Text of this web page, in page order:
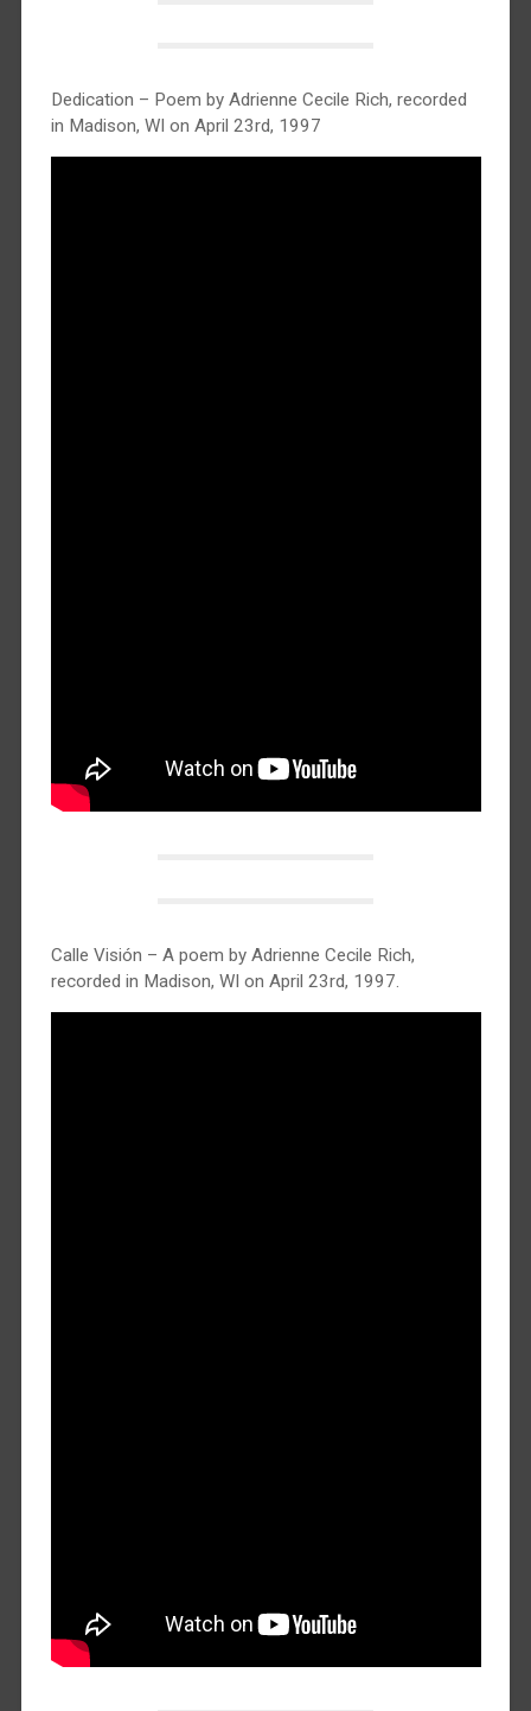
Dedication – Poem by Adrienne Cecile Rich, recorded
in Madison, WI on April 23rd, 1997
Calle Visión – A poem by Adrienne Cecile Rich,
recorded in Madison, WI on April 23rd, 1997.